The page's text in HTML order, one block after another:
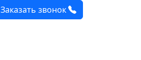
Заказать звонок